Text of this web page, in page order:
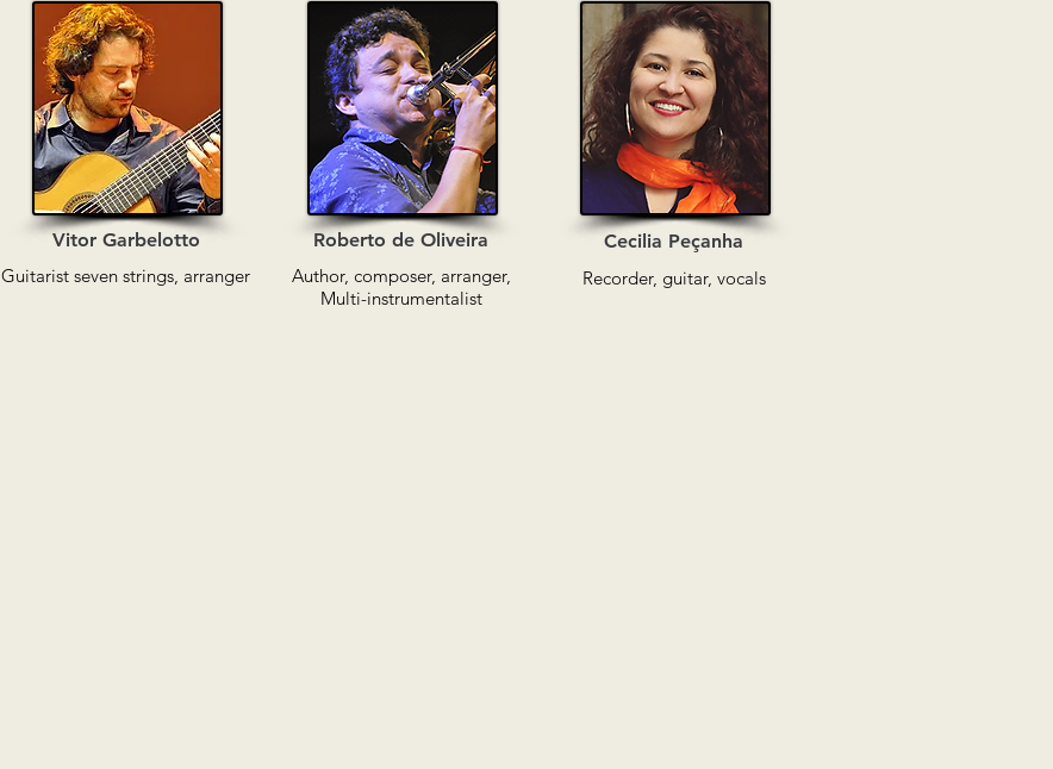
Vitor Garbelotto
Guitarist seven strings , arranger
Roberto de Oliveira
Author, composer, arranger,
Multi-instrumentalist
Cecilia Peçanha
Recorder, guitar, vocals